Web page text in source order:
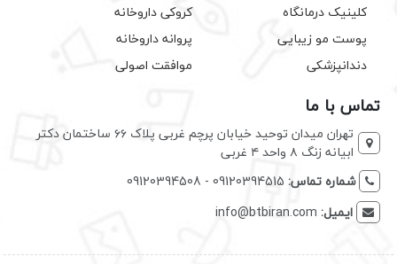
کلینیک درمانگاه
پوست مو زیبایی
دندانپزشکی
کروکی داروخانه
پروانه داروخانه
موافقت اصولی
تماس با ما
تهران میدان توحید خیابان پرچم غربی پلاک ۶۶ ساختمان دکتر
ابیانه زنگ ۸ واحد ۴ غربی
شماره تماس: 09120394515 - 09120394508
ایمیل: info@btbiran.com